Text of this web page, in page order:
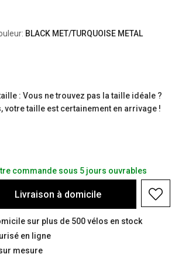
BLACK MET/TURQUOISE METAL
: Vous ne trouvez pas la taille idéale ?
votre taille est certainement en arrivage !
commande sous 5 jours ouvrables
Livraison à domicile
sur plus de 500 vélos en stock
en ligne
mesure